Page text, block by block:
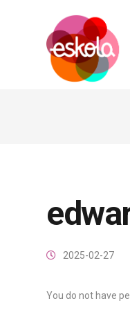
2025-02-27
You do not have